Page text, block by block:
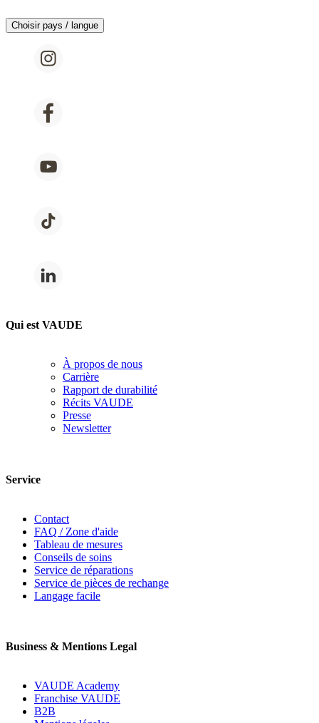
Choisir pays / langue
Qui est VAUDE
À propos de nous
Carrière
Rapport de durabilité
Récits VAUDE
Presse
Newsletter
Service
Contact
FAQ / Zone d'aide
Tableau de mesures
Conseils de soins
Service de réparations
Service de pièces de rechange
Langage facile
Business & Mentions Legal
VAUDE Academy
Franchise VAUDE
B2B